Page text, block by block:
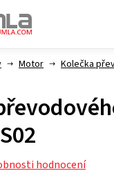
Motor Kolečka
hodnocení